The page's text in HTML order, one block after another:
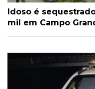
Idoso é
mil em Campo